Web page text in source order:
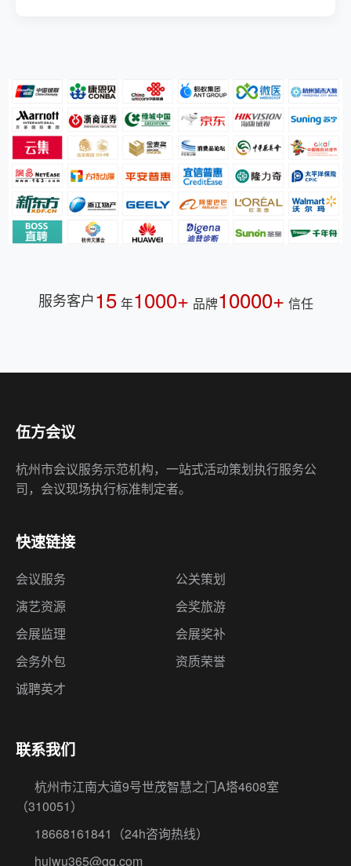
服务客户15 年1000+ 品牌10000+ 信任
伍方会议
杭州市会议服务示范机构，一站式活动策划执行服务公
司，会议现场执行标准制定者。
快速链接
会议服务
公关策划
演艺资源
会奖旅游
会展监理
会展奖补
会务外包
资质荣誉
诚聘英才
联系我们
杭州市江南大道9号世茂智慧之门A塔4608室
（310051）
18668161841
（24h咨询热线）
huiwu365@qq.com